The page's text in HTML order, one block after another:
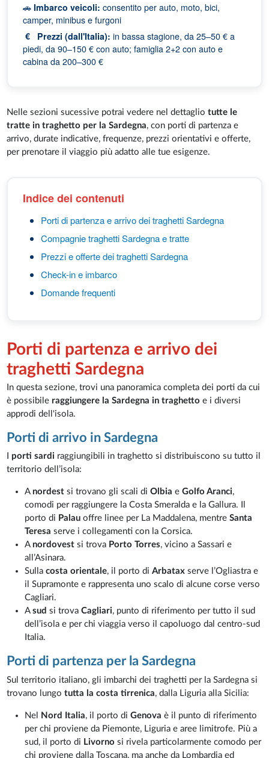
🚗Imbarco veicoli: consentito per auto, moto, bici,
camper, minibus e furgoni
€
Prezzi (dall'Italia): in bassa stagione, da 25–50 € a
piedi, da 90–150 € con auto; famiglia 2+2 con auto e
cabina da 200–300 €
Nelle sezioni sucessive potrai vedere nel dettagliotutte le
tratte in traghetto per la Sardegna, con porti di partenza e
arrivo, durate indicative, frequenze, prezzi orientativi e offerte,
per prenotare il viaggio più adatto alle tue esigenze.
Indice dei contenuti
Porti di partenza e arrivo dei traghetti Sardegna
Compagnie traghetti Sardegna e tratte
Prezzi e offerte dei traghetti Sardegna
Check-in e imbarco
Domande frequenti
Porti di partenza e arrivo dei
traghetti Sardegna
In questa sezione, trovi una panoramica completa dei porti da cui
è possibile raggiungere la Sardegna in traghetto e i diversi
approdi dell'isola.
Porti di arrivo in Sardegna
porti sardi raggiungibili in traghetto si distribuiscono su tutto il
territorio dell’isola:
A nordest si trovano gli scali diOlbia eGolfo Aranci,
comodi per raggiungere la Costa Smeralda e la Gallura. Il
porto di Palau offre linee per La Maddalena, mentreSanta
Teresa serve i collegamenti con la Corsica.
A nordovest si trova Porto Torres, vicino a Sassari e
all’Asinara.
Sullacosta orientale, il porto diArbatax serve l’Ogliastra e
il Supramonte e rappresenta uno scalo di alcune corse verso
Cagliari.
Asud si trovaCagliari, punto di riferimento per tutto il sud
dell’isola e per chi viaggia verso il capoluogo dal centro-sud
Italia.
Porti di partenza per la Sardegna
Sul territorio italiano, gli imbarchi dei traghetti per la Sardegna si
trovano lungotutta la costa tirrenica, dalla Liguria alla Sicilia:
Nel Nord Italia, il porto diGenova è il punto di riferimento
per chi proviene da Piemonte, Liguria e aree limitrofe. Più a
sud, il porto di Livorno si rivela particolarmente comodo per
chi proviene dalla Toscana, ma anche da Lombardia ed